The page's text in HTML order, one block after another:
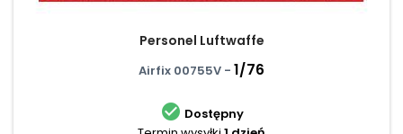
Personel Luftwaffe
Airfix 00755V - 1/76
 Dostępny